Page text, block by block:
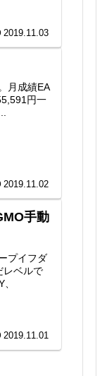
2019.11.03
月成績EA
円一
2019.11.02
手動
プイフダ
レベルで
2019.11.01